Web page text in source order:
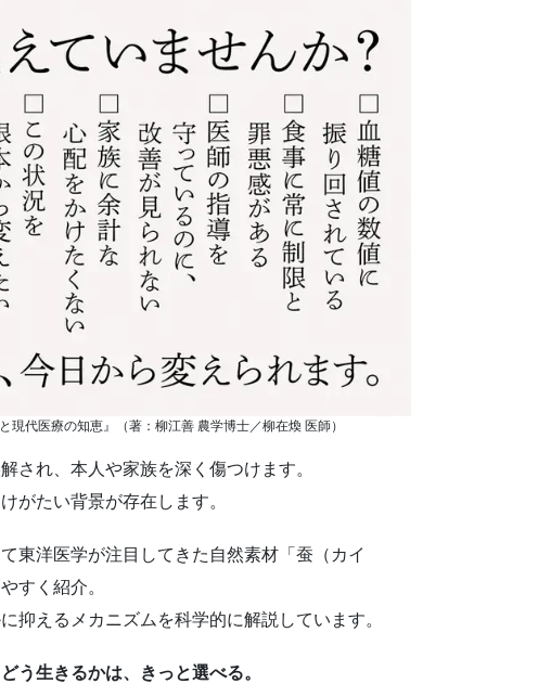
代医療の知恵』（著：柳江善 農学博士／柳在煥 医師）
され、本人や家族を深く傷つけます。
がたい背景が存在します。
東洋医学が注目してきた自然素材「蚕（カイ
すく紹介。
抑えるメカニズムを科学的に解説しています。
う生きるかは、きっと選べる。